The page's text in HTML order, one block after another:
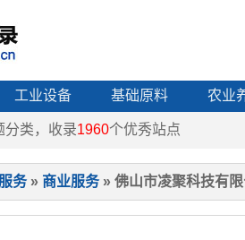
工业设备 基础原料 农业
分类，收录1960个优秀站点
务» 商业服务» 佛山市凌聚科技有